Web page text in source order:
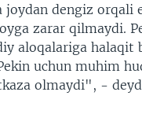
joydan dengiz orqali
zarar qilmaydi.
aloqalariga halaqit
uchun muhim
olmaydi", -